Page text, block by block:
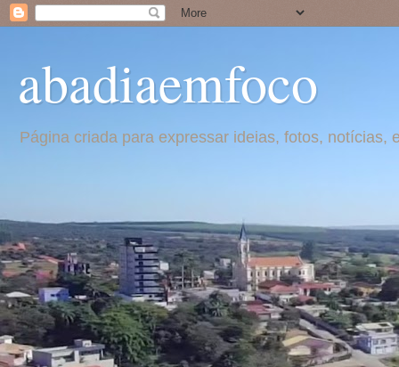
abadiaemfoco
Página criada para expressar ideias, fotos,